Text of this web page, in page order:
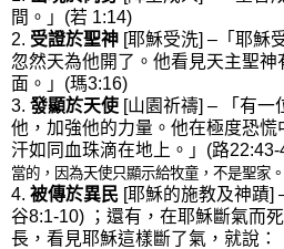
間。」(若 1:14)
2. 受證於聖神 [耶穌受洗] –「耶穌
忽然天為他開了。他看見天主聖
面。」(瑪3:16)
3. 發顯於天使 [山園祈禱] – 「有一
他，加強他的力量。他在極度恐
汗如同血珠滴在地上。」(路22:43-
當的，因為天使只顯示給牧童，不是聖家
4. 被傳於異民 [耶穌的施教及神蹟]
谷8:1-10) ；還有，在耶穌斷氣而
長，看見耶穌這樣斷了氣，就說：